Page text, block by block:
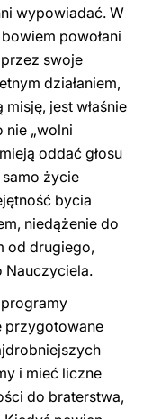
wypowiadać. W
bowiem powołani
swoje
działaniem,
jest właśnie
nie „wolni
oddać głosu
samo życie
bycia
niedążenie do
od drugiego,
Nauczyciela.
przygotowane
i mieć liczne
do braterstwa,